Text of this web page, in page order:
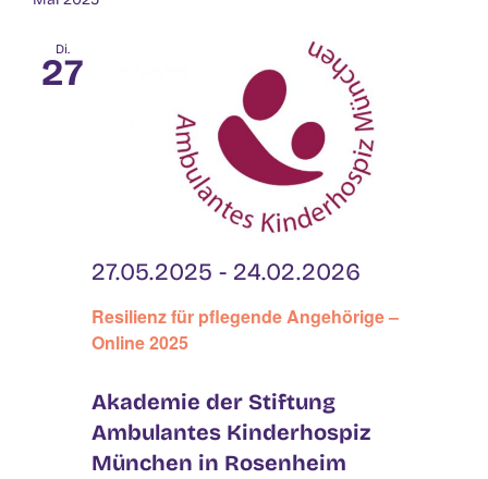
Di.
27
Resilienz für pflegende Angehörige –
Online 2025
27.05.2025 - 24.02.2026
Akademie der Stiftung
Ambulantes Kinderhospiz
München in Rosenheim